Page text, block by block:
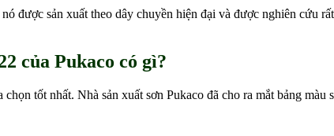
được sản xuất theo dây chuyền hiện đại và được nghiên cứu
của Pukaco có gì?
tốt nhất. Nhà sản xuất sơn Pukaco đã cho ra mắt bảng màu